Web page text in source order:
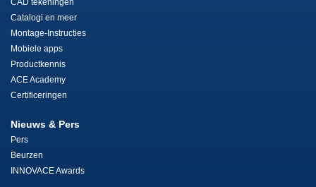
CAD tekeningen
Catalogi en meer
Montage-Instructies
Mobiele apps
Productkennis
ACE Academy
Certificeringen
Nieuws & Pers
Pers
Beurzen
INNOVACE Awards